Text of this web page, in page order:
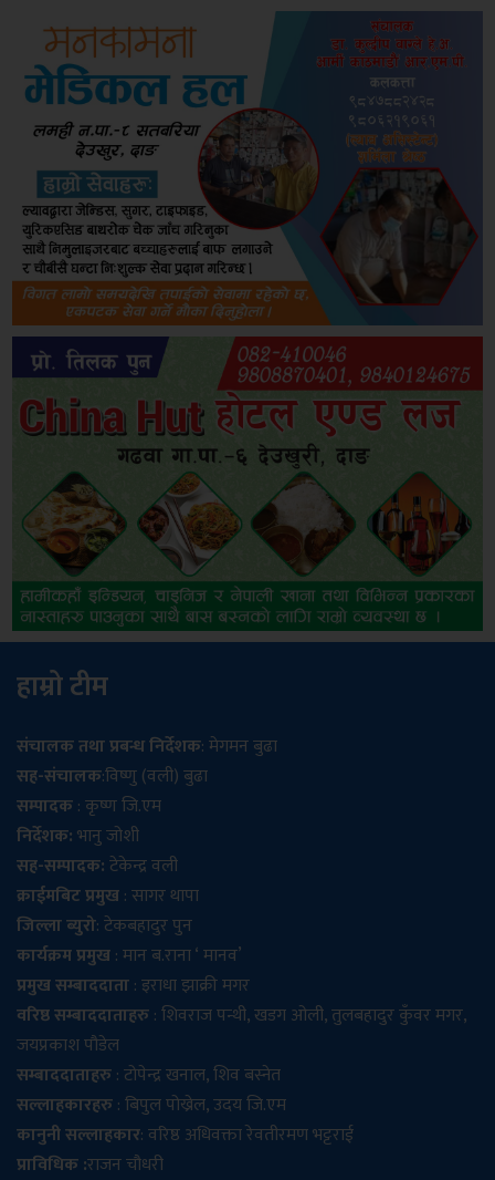
हाम्रो टीम
संचालक तथा प्रबन्ध निर्देशक: मेगमन बुढा
सह-संचालक:विष्णु (वली) बुढा
सम्पादक: कृष्ण जि.एम
निर्देशक:भानु जोशी
सह-सम्पादक:टेकेन्द्र वली
क्राईमबिट प्रमुख: सागर थापा
जिल्ला ब्युरो: टेकबहादुर पुन
कार्यक्रम प्रमुख: मान ब.राना ‘ मानव’
प्रमुख सम्बाददाता: इराधा झाक्री मगर
वरिष्ठ सम्बाददाताहरु: शिवराज पन्थी, खडग ओली, तुलबहादुर कुँवर मगर,
जयप्रकाश पौडेल
सम्बाददाताहरु: टोपेन्द्र खनाल, शिव बस्नेत
सल्लाहकारहरु: बिपुल पोख्रेल, उदय जि.एम
कानुनी सल्लाहकार: वरिष्ठ अधिवक्ता रेवतीरमण भट्टराई
प्राविधिक :राजन चौधरी